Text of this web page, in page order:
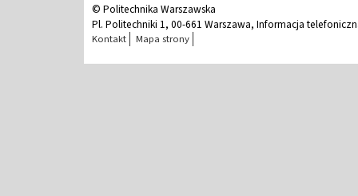
© Politechnika Warszawska
Pl. Politechniki 1, 00-661 Warszawa, Informacja
Kontakt Mapa strony